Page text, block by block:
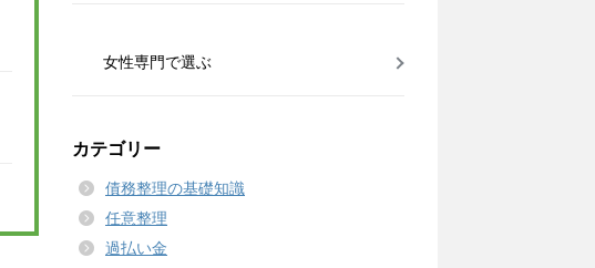
女性専門で選ぶ
カテゴリー
債務整理の基礎知識
任意整理
過払い金